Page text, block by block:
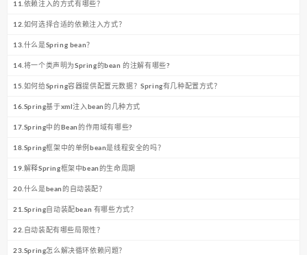
11.依赖注入的方式有哪些？
12.如何选择合适的依赖注入方式？
13.什么是Spring bean？
14.将一个类声明为Spring的bean 的注解有哪些?
15.如何给Spring容器提供配置元数据？Spring有几种配置方式？
16.Spring基于xml注入bean的几种方式
17.Spring中的Bean的作用域有哪些?
18.Spring框架中的单例bean是线程安全的吗？
19.解释Spring框架中bean的生命周期
20.什么是bean的自动装配？
21.Spring自动装配bean 有哪些方式？
22.自动装配有哪些局限性？
23.Spring怎么解决循环依赖问题？